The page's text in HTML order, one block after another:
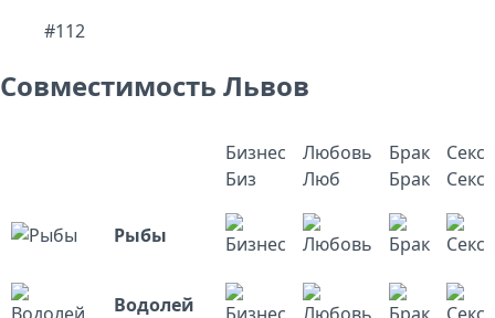
#112
Совместимость Львов
Бизнес
Биз
Любовь
Люб
Брак
Брак
Секс
Секс
Рыбы
Водолей